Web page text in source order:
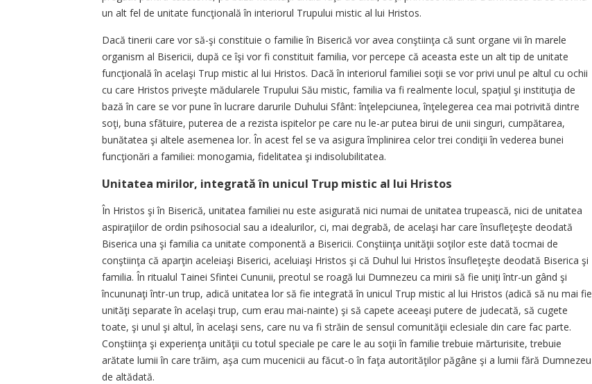
un alt fel de unitate funcţională în interiorul Trupului mistic al lui Hristos.
Dacă tinerii care vor să-şi constituie o familie în Biserică vor avea conştiinţa că sunt organe vii în marele
organism al Bisericii, după ce îşi vor fi constituit familia, vor percepe că aceasta este un alt tip de unitate
funcţională în acelaşi Trup mistic al lui Hristos. Dacă în interiorul familiei soţii se vor privi unul pe altul cu ochii
cu care Hristos priveşte mădularele Trupului Său mistic, familia va fi realmente locul, spaţiul şi instituţia de
bază în care se vor pune în lucrare darurile Duhului Sfânt: înţelepciunea, înţelegerea cea mai potrivită dintre
soţi, buna sfătuire, puterea de a rezista ispitelor pe care nu le-ar putea birui de unii singuri, cumpătarea,
bunătatea şi altele asemenea lor. În acest fel se va asigura împlinirea celor trei condiţii în vederea bunei
funcţionări a familiei: monogamia, fidelitatea şi indisolubilitatea.
Unitatea mirilor, integrată în unicul Trup mistic al lui Hristos
În Hristos şi în Biserică, unitatea familiei nu este asigurată nici numai de unitatea trupească, nici de unitatea
aspiraţiilor de ordin psihosocial sau a idealurilor, ci, mai degrabă, de acelaşi har care însufleţeşte deodată
Biserica una şi familia ca unitate componentă a Bisericii. Conştiinţa unităţii soţilor este dată tocmai de
conştiinţa că aparţin aceleiaşi Biserici, aceluiaşi Hristos şi că Duhul lui Hristos însufleţeşte deodată Biserica şi
familia. În ritualul Tainei Sfintei Cununii, preotul se roagă lui Dumnezeu ca mirii să fie uniţi într-un gând şi
încununaţi într-un trup, adică unitatea lor să fie integrată în unicul Trup mistic al lui Hristos (adică să nu mai fie
unităţi separate în acelaşi trup, cum erau mai-nainte) şi să capete aceeaşi putere de judecată, să cugete
toate, şi unul şi altul, în acelaşi sens, care nu va fi străin de sensul comunităţii eclesiale din care fac parte.
Conştiinţa şi experienţa unităţii cu totul speciale pe care le au soţii în familie trebuie mărturisite, trebuie
arătate lumii în care trăim, aşa cum mucenicii au făcut-o în faţa autorităţilor păgâne şi a lumii fără Dumnezeu
de altădată.